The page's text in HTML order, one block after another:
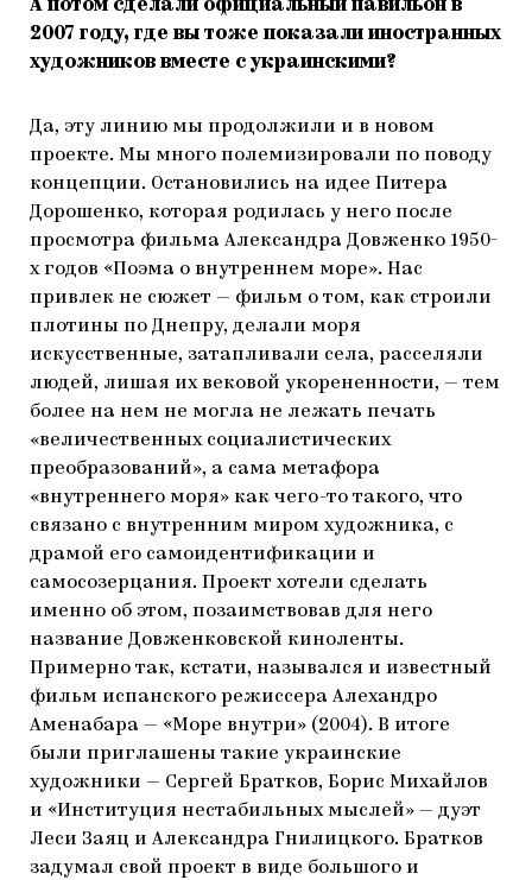
А потом сделали официальный павильон в
2007 году, где вы тоже показали иностранных
художников вместе с украинскими?
Да, эту линию мы продолжили и в новом
проекте. Мы много полемизировали по поводу
концепции. Остановились на идее Питера
Дорошенко, которая родилась у него после
просмотра фильма Александра Довженко 1950-
х годов «Поэма о внутреннем море». Нас
привлек не сюжет — фильм о том, как строили
плотины по Днепру, делали моря
искусственные, затапливали села, расселяли
людей, лишая их вековой укорененности, — тем
более на нем не могла не лежать печать
«величественных социалистических
преобразований», а сама метафора
«внутреннего моря» как чего-то такого, что
связано с внутренним миром художника, с
драмой его самоидентификации и
самосозерцания. Проект хотели сделать
именно об этом, позаимствовав для него
название Довженковской киноленты.
Примерно так, кстати, назывался и известный
фильм испанского режиссера Алехандро
Аменабара — «Море внутри» (2004). В итоге
были приглашены такие украинские
художники — Сергей Братков, Борис Михайлов
и «Институция нестабильных мыслей» — дуэт
Леси Заяц и Александра Гнилицкого. Братков
задумал свой проект в виде большого и